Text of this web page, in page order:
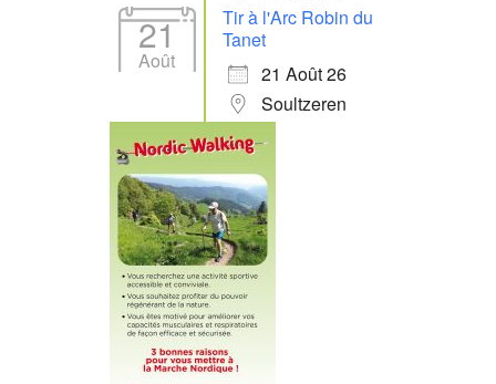
21
Août
Tir à l'Arc Robin du
Tanet
21 Août 26
Soultzeren